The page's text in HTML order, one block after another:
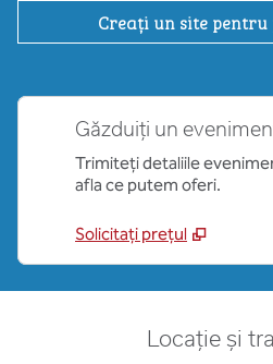
Creați un site
Găzduiți un
Trimiteți detaliile
afla ce putem oferi.
Solicitați prețul
Locație și